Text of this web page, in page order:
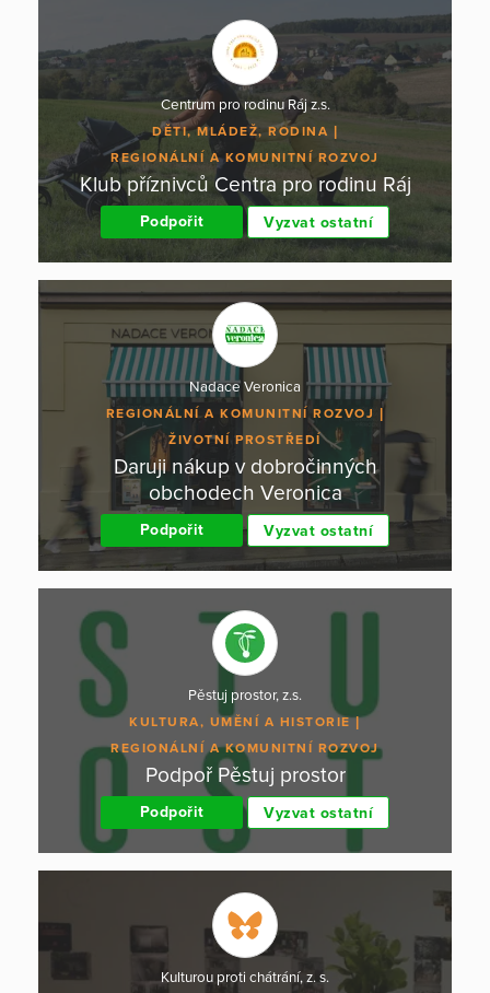
Centrum pro rodinu Ráj z.s.
DĚTI, MLÁDEŽ, RODINA
REGIONÁLNÍ A KOMUNITNÍ ROZVOJ
Klub příznivců Centra pro rodinu Ráj
Podpořit Vyzvat ostatní
Nadace Veronica
REGIONÁLNÍ A KOMUNITNÍ ROZVOJ
ŽIVOTNÍ PROSTŘEDÍ
Daruji nákup v dobročinných
obchodech Veronica
Podpořit Vyzvat ostatní
Pěstuj prostor, z.s.
KULTURA, UMĚNÍ A HISTORIE
REGIONÁLNÍ A KOMUNITNÍ ROZVOJ
Podpoř Pěstuj prostor
Podpořit Vyzvat ostatní
Kulturou proti chátrání, z. s.